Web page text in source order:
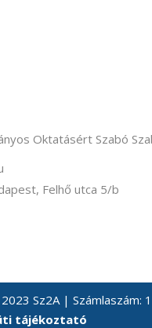
Oktatásért Szabó
Felhő utca 5/b
Sz2A | Számlaszám:
tájékoztató